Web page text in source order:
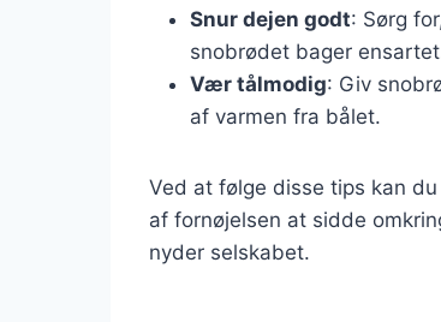
Snur dejen godt: Sørg
snobrødet bager
Vær tålmodig: Giv
af varmen fra bålet.
Ved at følge disse tips kan
af fornøjelsen at sidde
nyder selskabet.